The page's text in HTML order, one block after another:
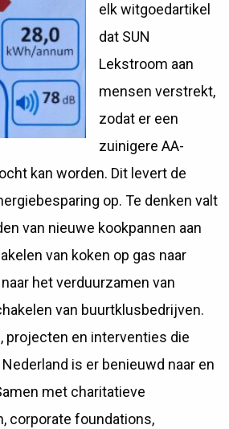
elk witgoedartikel
dat SUN
Lekstroom aan
mensen verstrekt,
zodat er een
zuinigere AA-
kan worden. Dit levert de
op. Te denken valt
van nieuwe kookpannen aan
van koken op gas naar
het verduurzamen van
van buurtklusbedrijven.
projecten en interventies die
is er benieuwd naar en
met charitatieve
corporate foundations,